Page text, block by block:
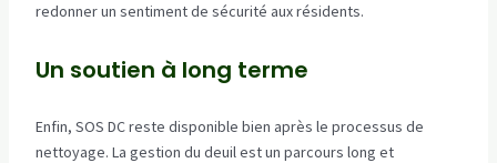
redonner un sentiment de sécurité aux résidents.
Un soutien à long terme
Enfin, SOS DC reste disponible bien après le processus de
nettoyage. La gestion du deuil est un parcours long et